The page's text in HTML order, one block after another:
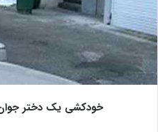
خودکشی یک دختر جوان